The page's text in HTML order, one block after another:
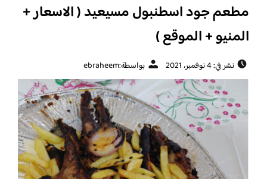
مطعم جود اسطنبول مسيعيد ( الاسعار +
المنيو + الموقع )
نشر في: 4 نوفمبر، 2021 بواسطة:ebraheem